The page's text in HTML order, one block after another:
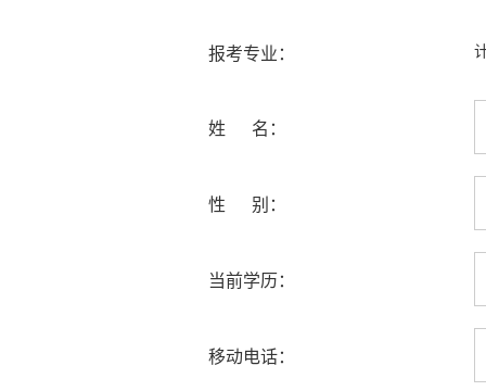
报考专业：
姓 名：
性 别：
当前学历：
移动电话：